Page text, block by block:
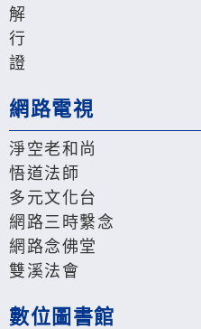
解
行
證
網路電視
淨空老和尚
悟道法師
多元文化台
網路三時繫念
網路念佛堂
雙溪法會
數位圖書館